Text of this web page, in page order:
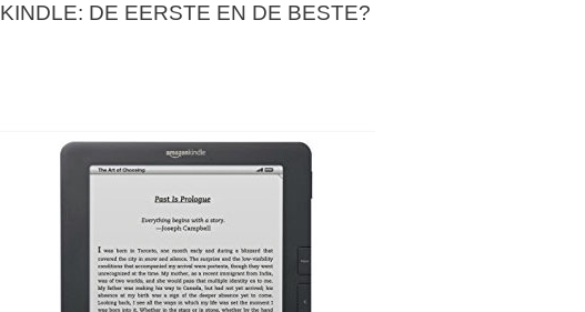
KINDLE: DE EERSTE EN DE BESTE?